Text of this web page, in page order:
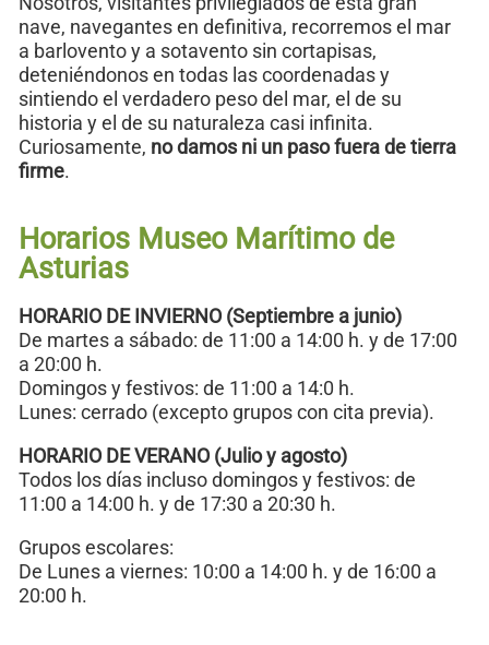
nave, navegantes en definitiva, recorremos el mar
a barlovento y a sotavento sin cortapisas,
deteniéndonos en todas las coordenadas y
sintiendo el verdadero peso del mar, el de su
historia y el de su naturaleza casi infinita.
Curiosamente, no damos ni un paso fuera de tierra
firme.
Horarios Museo Marítimo de
Asturias
HORARIO DE INVIERNO (Septiembre a junio)
De martes a sábado: de 11:00 a 14:00 h. y de 17:00
a 20:00 h.
Domingos y festivos: de 11:00 a 14:0 h.
Lunes: cerrado (excepto grupos con cita previa).
HORARIO DE VERANO (Julio y agosto)
Todos los días incluso domingos y festivos: de
11:00 a 14:00 h. y de 17:30 a 20:30 h.
Grupos escolares:
De Lunes a viernes: 10:00 a 14:00 h. y de 16:00 a
20:00 h.